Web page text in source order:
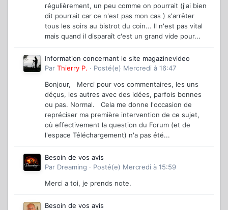
régulièrement, un peu comme on pourrait (j'ai bien
dit pourrait car ce n'est pas mon cas ) s'arrêter
tous les soirs au bistrot du coin... Il n'est pas vital
mais quand il disparaît c'est un grand vide pour...
Information concernant le site magazinevideo
Par Thierry P. · Posté(e) Mercredi à 16:47
Bonjour, Merci pour vos commentaires, les uns
déçus, les autres avec des idées, parfois bonnes
ou pas. Normal. Cela me donne l'occasion de
repréciser ma première intervention de ce sujet,
où effectivement la question du Forum (et de
l'espace Téléchargement) n'a pas été...
Besoin de vos avis
Par Dreaming · Posté(e) Mercredi à 15:59
Merci a toi, je prends note.
Besoin de vos avis